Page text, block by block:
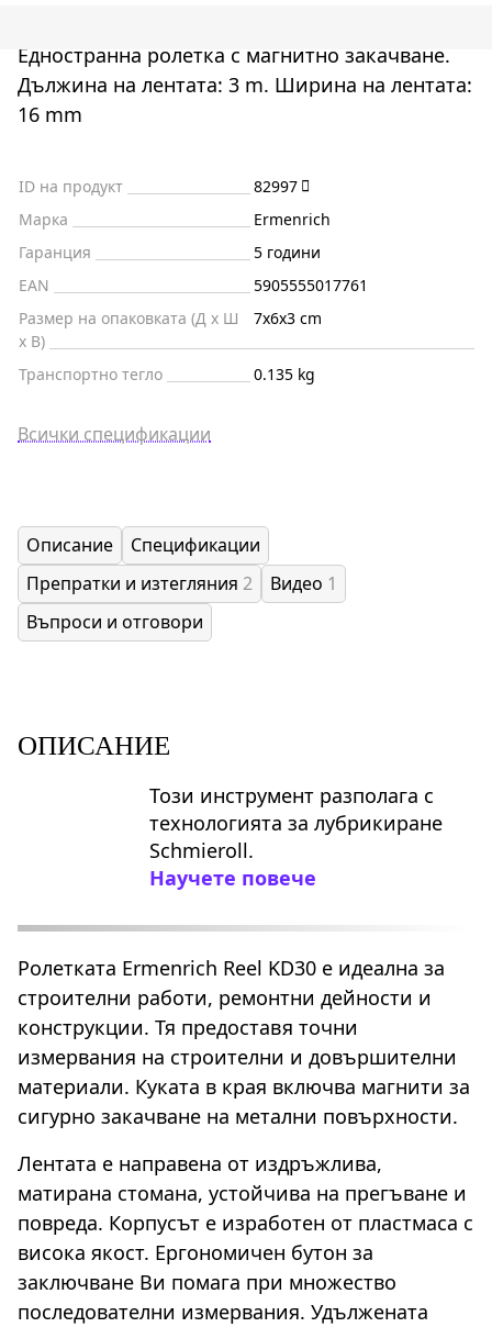
Едностранна ролетка с магнитно закачване.
Дължина на лентата: 3 m. Ширина на лентата:
16 mm
ID на продукт
82997
Марка
Ermenrich
Гаранция
5 години
EAN
5905555017761
Размер на опаковката (Д x Ш
x В)
7x6x3 cm
Транспортно тегло 0.135 kg
Всички спецификации
Описание
Спецификации
Препратки и изтегляния 2 Видео 1
Въпроси и отговори
ОПИСАНИЕ
Този инструмент разполага с
технологията за лубрикиране
Schmieroll.
Научете повече
Ролетката Ermenrich Reel KD30 е идеална за
строителни работи, ремонтни дейности и
конструкции. Тя предоставя точни
измервания на строителни и довършителни
материали. Куката в края включва магнити за
сигурно закачване на метални повърхности.
Лентата е направена от издръжлива,
матирана стомана, устойчива на прегъване и
повреда. Корпусът е изработен от пластмаса с
висока якост. Ергономичен бутон за
заключване Ви помага при множество
последователни измервания. Удължената